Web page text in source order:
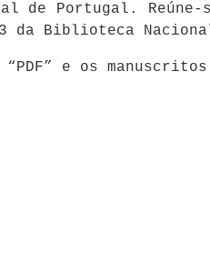
de Portugal.
da Biblioteca
“PDF” e os